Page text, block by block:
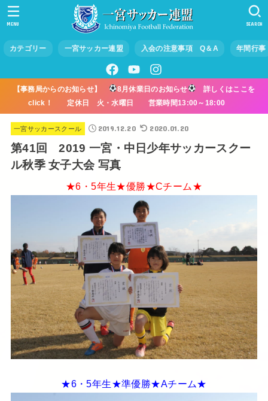
カテゴリー 一宮サッカー連盟 入会の注意事項 Q＆A 年間行事
SEARCH
MENU
【事務局からのお知らせ】 8月休業日のお知らせ
詳しくはここを
click！ 定休日 火・水曜日 営業時間13:00～18:00
一宮サッカースクール 2019.12.20 2020.01.20
第41回 2019 一宮・中日少年サッカースクー
ル秋季 女子大会 写真
★6・5年生★優勝★Cチーム★
★6・5年生★準優勝★Aチーム★